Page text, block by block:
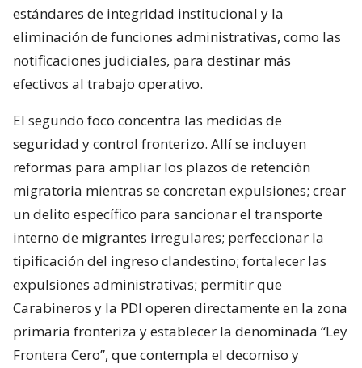
estándares de integridad institucional y la
eliminación de funciones administrativas, como las
notificaciones judiciales, para destinar más
efectivos al trabajo operativo.
El segundo foco concentra las medidas de
seguridad y control fronterizo. Allí se incluyen
reformas para ampliar los plazos de retención
migratoria mientras se concretan expulsiones; crear
un delito específico para sancionar el transporte
interno de migrantes irregulares; perfeccionar la
tipificación del ingreso clandestino; fortalecer las
expulsiones administrativas; permitir que
Carabineros y la PDI operen directamente en la zona
primaria fronteriza y establecer la denominada “Ley
Frontera Cero”, que contempla el decomiso y